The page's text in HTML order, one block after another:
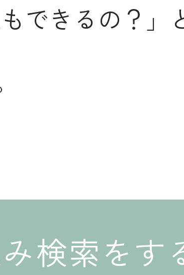
できるの？
検索をす